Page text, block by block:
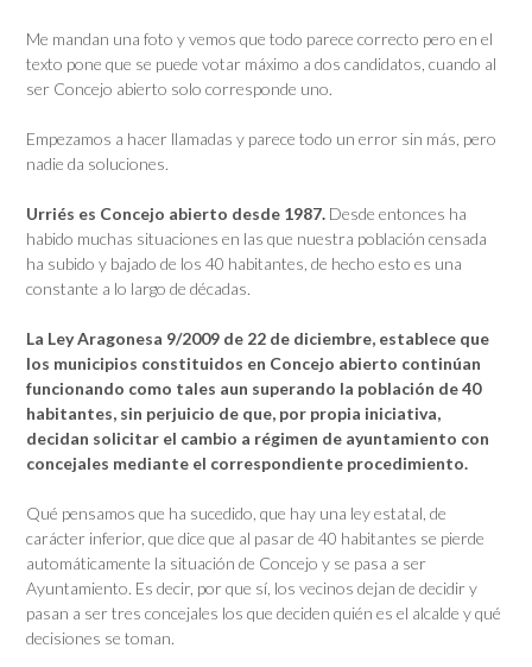
Me mandan una foto y vemos que todo parece correcto pero en el
texto pone que se puede votar máximo a dos candidatos, cuando al
ser Concejo abierto solo corresponde uno.
Empezamos a hacer llamadas y parece todo un error sin más, pero
nadie da soluciones.
Urriés es Concejo abierto desde 1987. Desde entonces ha
habido muchas situaciones en las que nuestra población censada
ha subido y bajado de los 40 habitantes, de hecho esto es una
constante a lo largo de décadas.
La Ley Aragonesa 9/2009 de 22 de diciembre, establece que
los municipios constituidos en Concejo abierto continúan
funcionando como tales aun superando la población de 40
habitantes, sin perjuicio de que, por propia iniciativa,
decidan solicitar el cambio a régimen de ayuntamiento con
concejales mediante el correspondiente procedimiento.
Qué pensamos que ha sucedido, que hay una ley estatal, de
carácter inferior, que dice que al pasar de 40 habitantes se pierde
automáticamente la situación de Concejo y se pasa a ser
Ayuntamiento. Es decir, por que sí, los vecinos dejan de decidir y
pasan a ser tres concejales los que deciden quién es el alcalde y qué
decisiones se toman.